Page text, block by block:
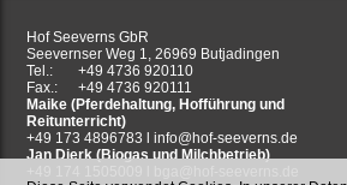
Hof Seeverns GbR
Seevernser Weg 1, 26969 Butjadingen
Tel.:
+49 4736 920110
Fax.:
+49 4736 920111
Maike (Pferdehaltung, Hofführung und
Reitunterricht)
+49 173 4896783 linfo@hof-seeverns.de
Jan Dierk (Biogas und Milchbetrieb)